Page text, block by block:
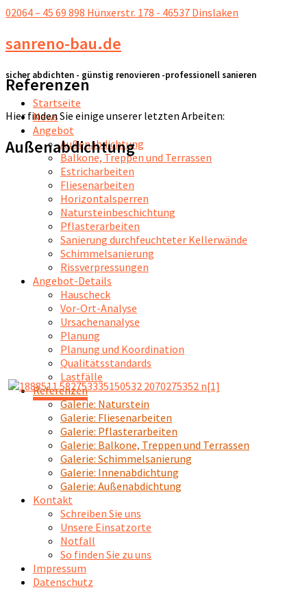
02064 – 45 69 898 Hünxerstr. 178 - 46537 Dinslaken
sanreno-bau.de
sicher abdichten - günstig renovieren -professionell sanieren
Startseite
News
Angebot
Außenabdichtung
Balkone, Treppen und Terrassen
Estricharbeiten
Fliesenarbeiten
Horizontalsperren
Natursteinbeschichtung
Pflasterarbeiten
Sanierung durchfeuchteter Kellerwände
Schimmelsanierung
Rissverpressungen
Angebot-Details
Hauscheck
Vor-Ort-Analyse
Ursachenanalyse
Planung
Planung und Koordination
Qualitätsstandards
Lastfälle
Referenzen
Galerie: Naturstein
Galerie: Fliesenarbeiten
Galerie: Pflasterarbeiten
Galerie: Balkone, Treppen und Terrassen
Galerie: Schimmelsanierung
Galerie: Innenabdichtung
Galerie: Außenabdichtung
Kontakt
Schreiben Sie uns
Unsere Einsatzorte
Notfall
So finden Sie zu uns
Impressum
Datenschutz
Referenzen
Hier finden Sie einige unserer letzten Arbeiten:
Außenabdichtung